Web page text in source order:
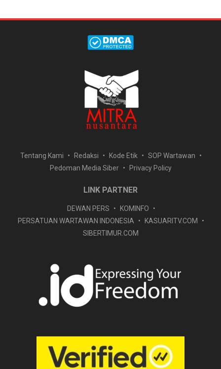
Tentang Kami Redaksi Kode Etik
SOP Wartawan
Pedoman Media Siber
Privacy Policy
LINK PARTNER
DEWAN PERS
KOMINFO
PERSATUAN WARTAWAN INDONESIA
KASUARITV.COM
SIBERTIMUR.COM